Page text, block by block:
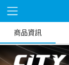
商品資訊